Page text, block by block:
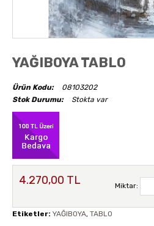
YAĞIBOYA TABLO
Ürün Kodu:
08103202
Stok Durumu:
Stokta var
4.270,00 TL Miktar:
Etiketler: YAĞIBOYA, TABLO